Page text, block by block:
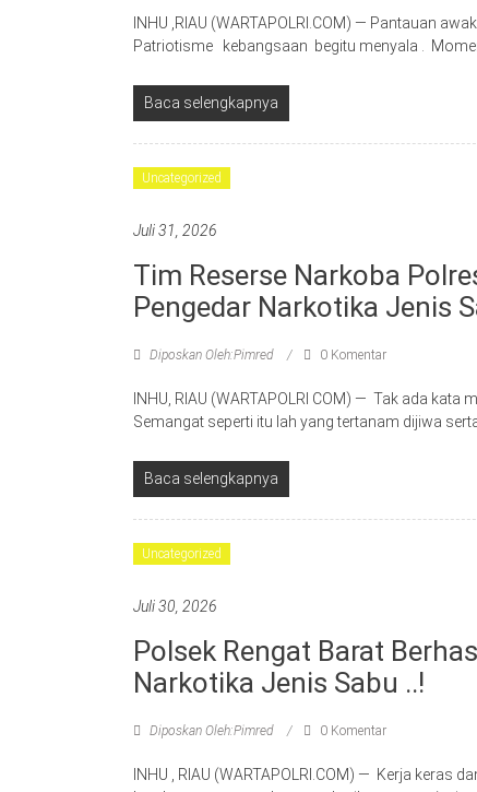
INHU ,RIAU (WARTAPOLRI.COM) — Pantauan
Patriotisme kebangsaan begitu menyala .
Baca selengkapnya
Uncategorized
Juli 31, 2026
Tim Reserse Narkoba
Pengedar Narkotika Jenis
Diposkan Oleh:Pimred 0 Komentar
INHU, RIAU (WARTAPOLRI COM) — Tak ada
Semangat seperti itu lah yang tertanam dijiwa
Baca selengkapnya
Uncategorized
Juli 30, 2026
Polsek Rengat Barat
Narkotika Jenis Sabu ..!
Diposkan Oleh:Pimred 0 Komentar
INHU , RIAU (WARTAPOLRI.COM) — Kerja keras